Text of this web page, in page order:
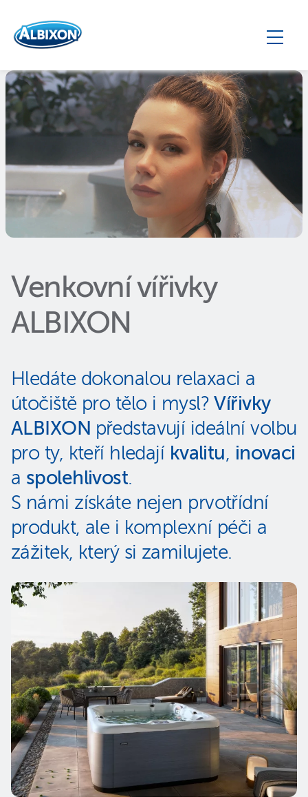
Venkovní vířivky
ALBIXON
Hledáte dokonalou relaxaci a
útočiště pro tělo i mysl? Vířivky
ALBIXON představují ideální volbu
pro ty, kteří hledají kvalitu, inovaci
a spolehlivost.
S námi získáte nejen prvotřídní
produkt, ale i komplexní péči a
zážitek, který si zamilujete.